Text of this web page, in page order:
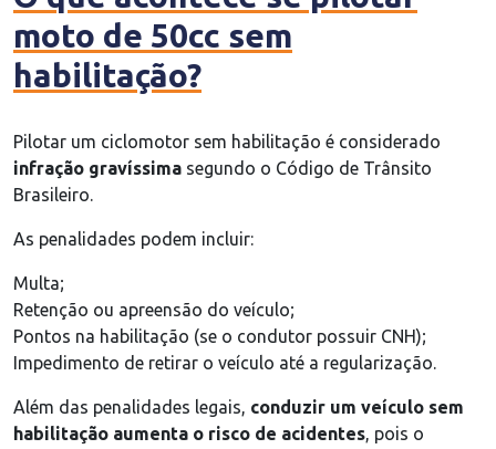
moto de 50cc sem
habilitação?
Pilotar um ciclomotor sem habilitação é considerado
infração gravíssima segundo o Código de Trânsito
Brasileiro.
As penalidades podem incluir:
Multa;
Retenção ou apreensão do veículo;
Pontos na habilitação (se o condutor possuir CNH);
Impedimento de retirar o veículo até a regularização.
Além das penalidades legais, conduzir um veículo sem
habilitação aumenta o risco de acidentes, pois o